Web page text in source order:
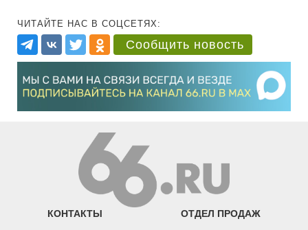
ЧИТАЙТЕ НАС В СОЦСЕТЯХ:
Сообщить новость
КОНТАКТЫ ОТДЕЛ ПРОДАЖ